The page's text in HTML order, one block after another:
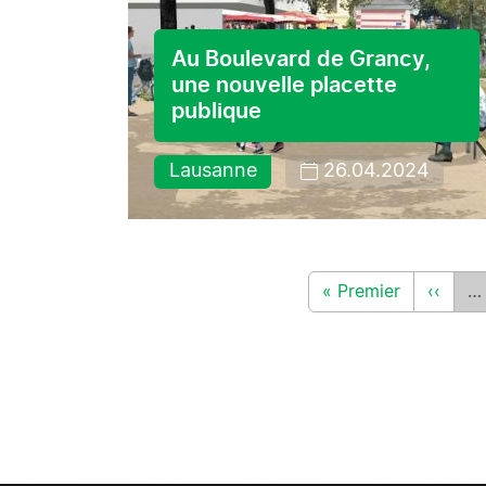
Au Boulevard de Grancy,
une nouvelle placette
publique
Lausanne 26.04.2024
Première page
« Premier Page
‹‹ …